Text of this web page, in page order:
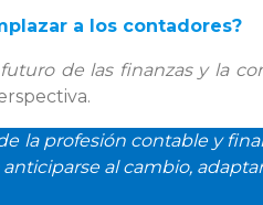
a los contadores?
de las finanzas y la
la profesión contable y
al cambio,